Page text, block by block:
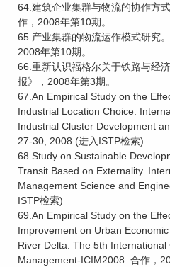
64.建筑企业集群与物流的协作方
作，2008年第10期。
65.产业集群的物流运作模式研究
2008年第10期。
66.重新认识福格尔关于铁路与经
报》，2008年第3期。
67.An Empirical Study on the
Industrial Location Choice.
Industrial Cluster Development
27-30, 2008 (进入ISTP检索)
68.Study on Sustainable
Transit Based on Externality.
Management Science and
ISTP检索)
69.An Empirical Study on the
Improvement on Urban
River Delta. The 5th
Management-ICIM2008. 合作，